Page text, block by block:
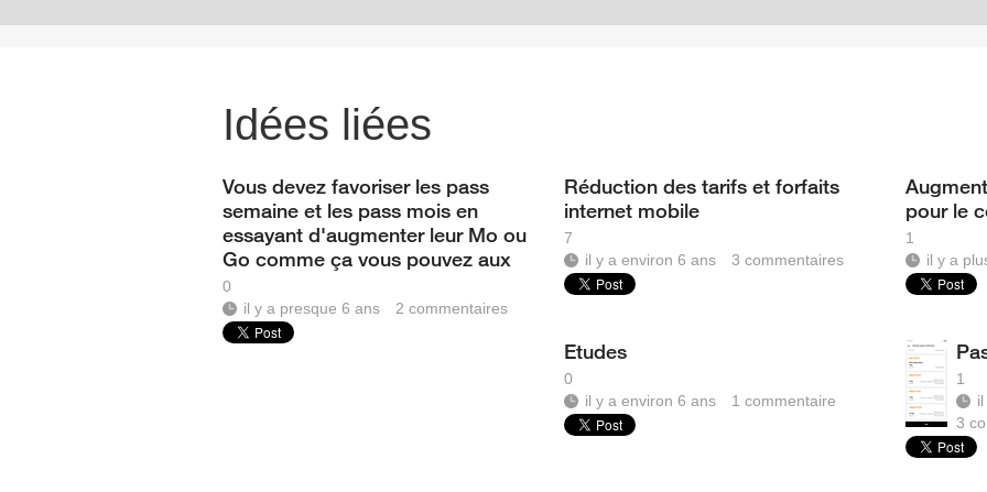
Idées liées
Vous devez favoriser les pass
semaine et les pass mois en
essayant d'augmenter leur Mo ou
Go comme ça vous pouvez aux
0
il y a presque 6 ans
2 commentaires
Réduction des tarifs et forfaits
internet mobile
7
il y a environ 6 ans
3commentaires
pour le
1
il y a
Etudes
0
il y a environ 6 ans
1commentaire
1
3